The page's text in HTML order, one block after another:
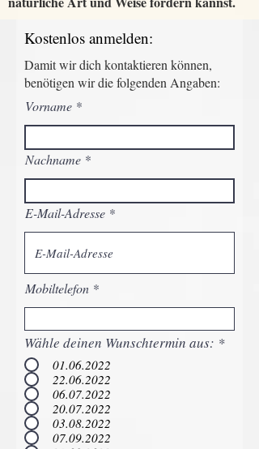
Kostenlos anmelden:
Damit wir dich kontaktieren können,
benötigen wir die folgenden Angaben:
Vorname
Nachname
E-Mail-Adresse
Mobiltelefon
Wähle deinen Wunschtermin aus: *
01.06.2022
22.06.2022
06.07.2022
20.07.2022
03.08.2022
07.09.2022